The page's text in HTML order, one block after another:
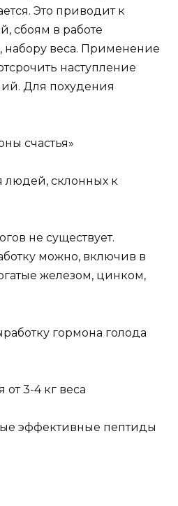
Это приводит к
сбоям в работе
набору веса. Применение
наступление
Для похудения
счастья»
склонных к
не существует.
можно, включив в
железом, цинком,
гормона голода
от 3-4 кг веса
эффективные пептиды